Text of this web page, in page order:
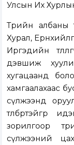
Улсын Их
Төрийн
Хурал,
Иргэдийн
дэвшиж
хугацаанд
хамгаалахаас
сүлжээнд
төлбөртэйгөөр
зорилгоор
сүлжээний